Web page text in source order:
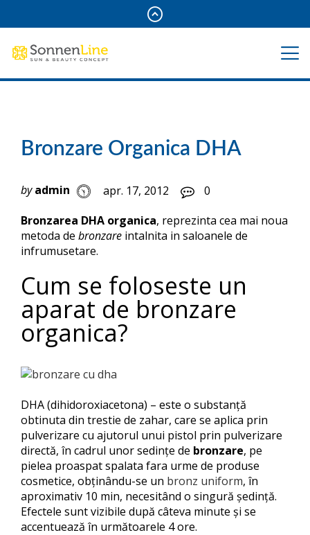
Bronzare Organica DHA
by admin apr. 17, 2012
0
Bronzarea DHA organica, reprezinta cea mai noua
metoda de bronzare intalnita in saloanele de
infrumusetare.
Cum se foloseste un
aparat de bronzare
organica?
DHA (dihidoroxiacetona) – este o substanţă
obtinuta din trestie de zahar, care se aplica prin
pulverizare cu ajutorul unui pistol prin pulverizare
directă, în cadrul unor sedinţe de bronzare, pe
pielea proaspat spalata fara urme de produse
cosmetice, obţinându-se un bronz uniform, în
aproximativ 10 min, necesitând o singură şedinţă.
Efectele sunt vizibile după câteva minute şi se
accentuează în următoarele 4 ore.